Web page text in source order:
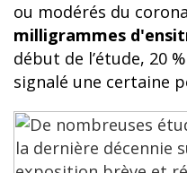
ou modérés du
milligrammes
début de l’étude, 20
signalé une certaine